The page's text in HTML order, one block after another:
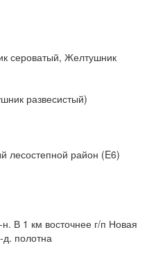
сероватый, Желтушник
развесистый)
лесостепной район (E6)
В 1 км восточнее г/п Новая
полотна